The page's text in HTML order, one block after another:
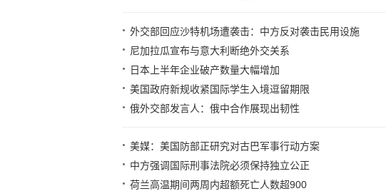
外交部回应沙特机场遭袭击：中方反对袭击民用设施
尼加拉瓜宣布与意大利断绝外交关系
日本上半年企业破产数量大幅增加
美国政府新规收紧国际学生入境逗留期限
俄外交部发言人：俄中合作展现出韧性
美媒：美国防部正研究对古巴军事行动方案
中方强调国际刑事法院必须保持独立公正
荷兰高温期间两周内超额死亡人数超900